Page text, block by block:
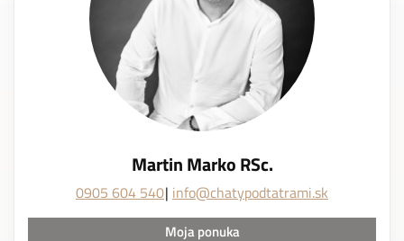
Martin Marko RSc.
0905 604 540 info@chatypodtatrami.sk
Moja ponuka